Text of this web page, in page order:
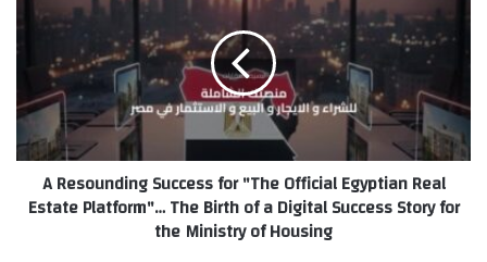
Success
for
Official
Egyptian
Real
Estate
Platform"…
The
A Resounding Success for "The Official Egyptian Real
Estate Platform"… The Birth of a Digital Success Story for
the Ministry of Housing